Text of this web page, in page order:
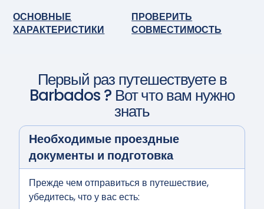
ОСНОВНЫЕ
ХАРАКТЕРИСТИКИ
ПРОВЕРИТЬ
СОВМЕСТИМОСТЬ
Первый раз путешествуете в
Barbados? Вот что вам нужно
знать
Необходимые проездные
документы и подготовка
Прежде чем отправиться в путешествие,
убедитесь, что у вас есть: